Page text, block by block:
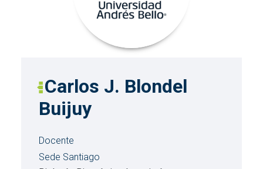
Carlos J. Blondel
Buijuy
Docente
Sede Santiago